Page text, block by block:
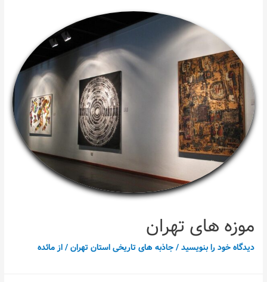
موزه های تهران
دیدگاه‌ خود را بنویسید/جاذبه های تاریخی استان تهران/ ازمائده